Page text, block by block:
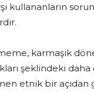
kullananların
karmaşık
şeklindeki
etnik bir açıdan